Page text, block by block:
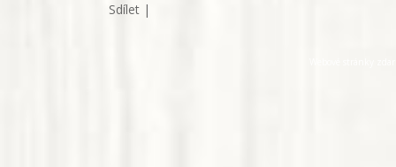
Sdílet |